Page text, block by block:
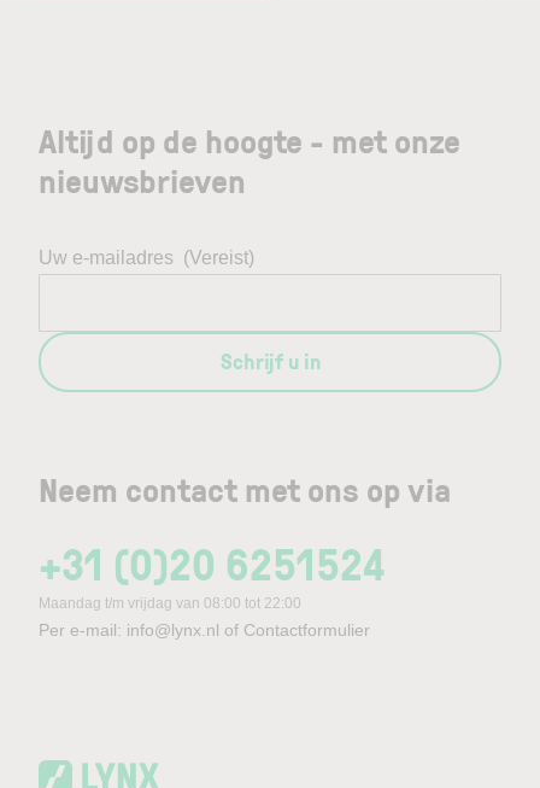
Neem contact met ons op via
+31 (0)20 6251524
Maandag t/m vrijdag van 08:00 tot 22:00
Per e-mail: info@lynx.nl of Contactformulier
Altijd op de hoogte - met onze
nieuwsbrieven
Uw e-mailadres (Vereist)
Schrijf u in